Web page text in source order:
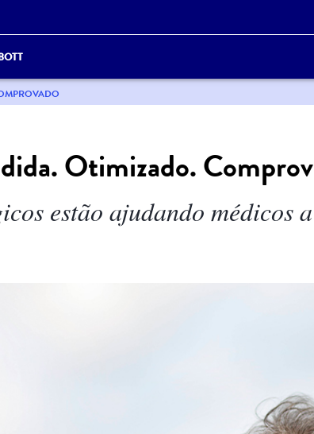
Otimizado.
estão ajudando médicos